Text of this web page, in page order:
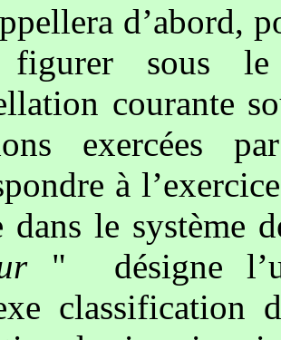
d’abord,
sous le
courante
exercées
à
dans le système
" désigne
classification